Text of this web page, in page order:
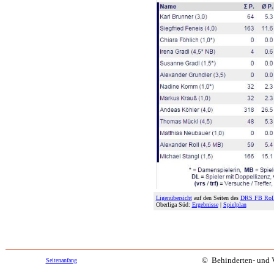
Ligenübersichtauf den Seiten des DRS FB
Oberliga Süd: Ergebnisse| Spielplan
Seitenanfang © Behinderten- und